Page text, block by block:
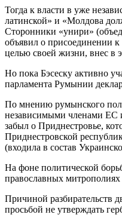
Тогда к власти в уже
латинской» и «Молдова
Сторонники «унири»
объявил о присоединении
целью своей жизни, внес в
Но пока Бэсеску активно
парламента Румынии
По мнению румынского
независимыми членами ЕС
забыл о Приднестровье,
Приднестровской
(входила в состав
На фоне политической
православных
Причиной разбирательств
просьбой не утверждать